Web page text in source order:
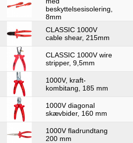
beskyttelsesisolering,
8mm
CLASSIC 1000V
cable shear, 215mm
CLASSIC 1000V wire
stripper, 9,5mm
1000V, kraft-
kombitang, 185 mm
1000V diagonal
skævbider, 160 mm
1000V fladrundtang
200 mm